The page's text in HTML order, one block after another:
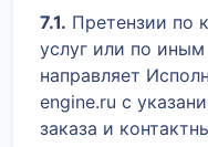
7.1. Претензии по
услуг или по
направляет
engine.ru с
заказа и